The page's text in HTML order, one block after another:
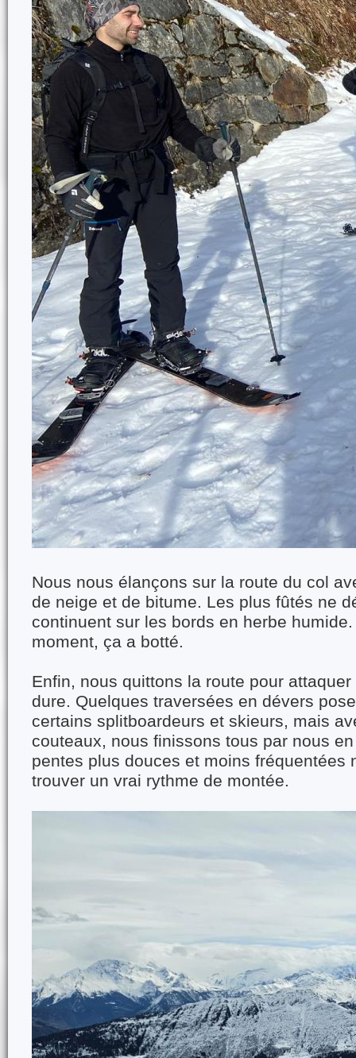
Nous nous élançons sur la route du col
de neige et de bitume. Les plus fûtés ne
continuent sur les bords en herbe
moment, ça a botté.
Enfin, nous quittons la route pour
dure. Quelques traversées en dévers
certains splitboardeurs et skieurs, mais
couteaux, nous finissons tous par nous
pentes plus douces et moins fréquentées
trouver un vrai rythme de montée.